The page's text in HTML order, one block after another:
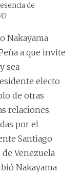
de
Nakayama
a que invite
sea
electo
de otras
relaciones
por el
Santiago
Venezuela
Nakayama